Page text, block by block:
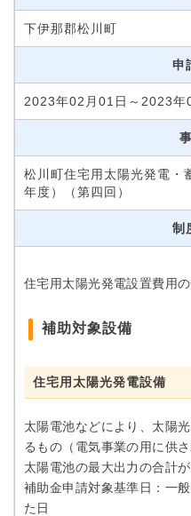
下伊那郡松川町
申
2023年02月01日～2023年
松川町住宅用太陽光発電・
年度）（第四回）
制
住宅用太陽光発電設置費用
補助対象設備
住宅用太陽光発電設備
太陽電池などにより、太陽
るもの（電気事業の用に供
太陽電池の最大出力の合計
補助金申請対象基準日：一
た日